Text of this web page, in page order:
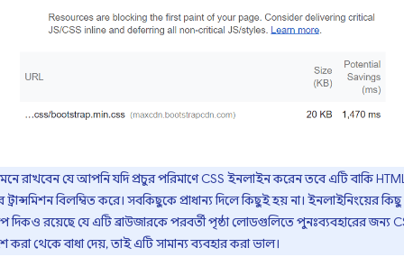
মনে রাখবেন যে আপনি যদি প্রচুর পরিমাণে CSS ইনলাইন করেন তবে এটি বাকি
ট্রান্সমিশন বিলম্বিত করে। সবকিছুকে প্রাধান্য দিলে কিছুই হয় না। ইনলাইনিংয়ের কিছু
দিকও রয়েছে যে এটি ব্রাউজারকে পরবর্তী পৃষ্ঠা লোডগুলিতে পুনঃব্যবহারের জন্য
করা থেকে বাধা দেয়, তাই এটি সামান্য ব্যবহার করা ভাল।